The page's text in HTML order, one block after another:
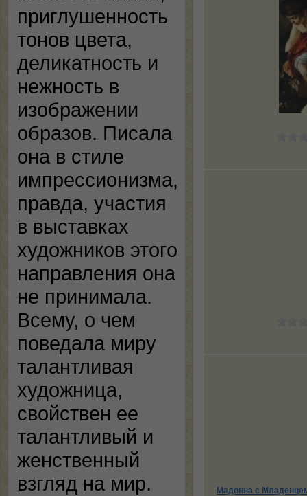
приглушенность
тонов цвета,
деликатность и
нежность в
изображении
образов. Писала
она в стиле
импрессионизма,
правда, участия
в выставках
художников этого
направления она
не принимала.
Всему, о чем
поведала миру
талантливая
художница,
свойствен ее
талантливый и
женственный
взгляд на мир.
Мадонна с